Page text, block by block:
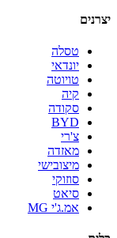
יצרנים
טסלה
יונדאי
טויוטה
קיה
סקודה
BYD
צ'רי
מאזדה
מיצובישי
סוזוקי
סיאט
אמ.ג'י MG